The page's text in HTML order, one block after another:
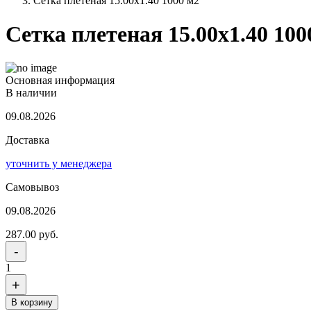
Сетка плетеная 15.00x1.40
Основная информация
В наличии
09.08.2026
Доставка
уточнить у менеджера
Самовывоз
09.08.2026
287.00 руб.
-
1
+
В корзину